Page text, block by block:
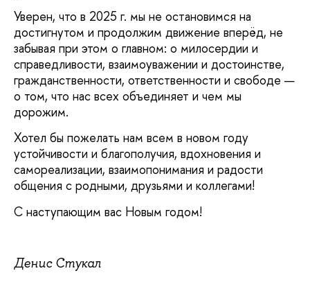
Уверен, что в 2025 г. мы не остановимся на
достигнутом и продолжим движение вперёд, не
забывая при этом о главном: о милосердии и
справедливости, взаимоуважении и достоинстве,
гражданственности, ответственности и свободе —
о том, что нас всех объединяет и чем мы
дорожим.
Хотел бы пожелать нам всем в новом году
устойчивости и благополучия, вдохновения и
самореализации, взаимопонимания и радости
общения с родными, друзьями и коллегами!
С наступающим вас Новым годом!
Денис Стукал